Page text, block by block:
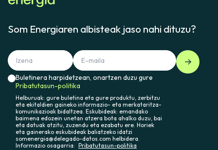
Som Energiaren albisteak jaso nahi dituzu?
Buletinera harpidetzean, onartzen duzu gure
Pribatutasun-politika
Helburuak: gure buletina eta gure produktu, zerbitzu
eta ekitaldien gaineko informazio- eta merkataritza-
komunikazioak bidaltzea. Eskubideak: emandako
baimena edozein unetan atzera bota ahalko duzu, bai
eta datuak atzitu, zuzendu eta ezabatu ere. Horiek
eta gainerako eskubideak baliatzeko idatzi
somenergia@delegado-datos.com helbidera.
Informazio osagarria: Pribatutasun-politika